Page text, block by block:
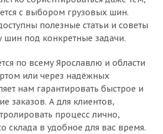
с выбором грузовых шин.
полезные статьи и советы
шин под конкретные задачи.
по всему Ярославлю и области
или через надёжных
нам гарантировать быстрое и
заказов. А для клиентов,
процесс лично,
склада в удобное для вас время.